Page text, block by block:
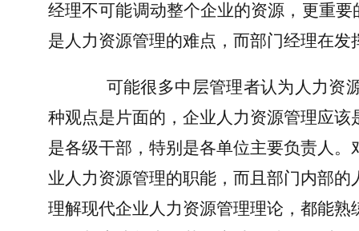
经理不可能调动整个企业的资源，更重
是人力资源管理的难点，而部门经理在发
可能很多中层管理者认为人力资
种观点是片面的，企业人力资源管理应
是各级干部，特别是各单位主要负责人
业人力资源管理的职能，而且部门内部
理解现代企业人力资源管理理论，都能